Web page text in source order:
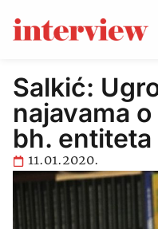
Salkić:
najavama
bh. entiteta
11.01.2020.